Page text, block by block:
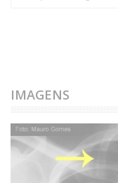
IMAGENS